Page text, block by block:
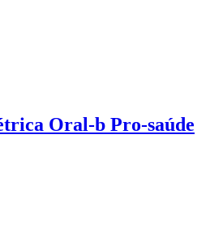
Oral-b Pro-saúde